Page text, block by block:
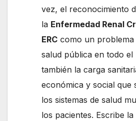
vez, el reconocimiento
la Enfermedad Renal
ERC como un problema
salud pública en todo el
también la carga
económica y social que
los sistemas de salud
los pacientes. Escribe la